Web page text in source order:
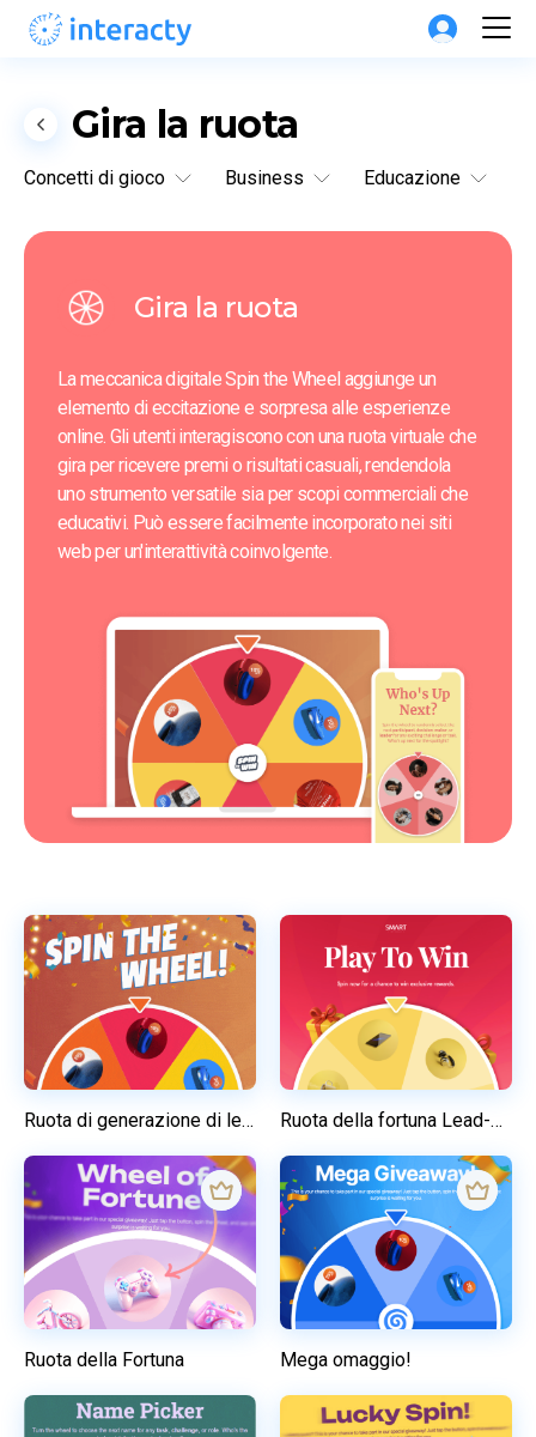
Gira la ruota
Concetti di gioco Business Educazione
Gira la ruota
La meccanica digitale Spin the Wheel aggiunge un
elemento di eccitazione e sorpresa alle esperienze
online. Gli utenti interagiscono con una ruota virtuale che
gira per ricevere premi o risultati casuali, rendendola
uno strumento versatile sia per scopi commerciali che
educativi. Può essere facilmente incorporato nei siti
web per un'interattività coinvolgente.
Ruota di generazione di lead: negozio online Ruota della fortuna Lead-Gen
Ruota della Fortuna Mega omaggio!